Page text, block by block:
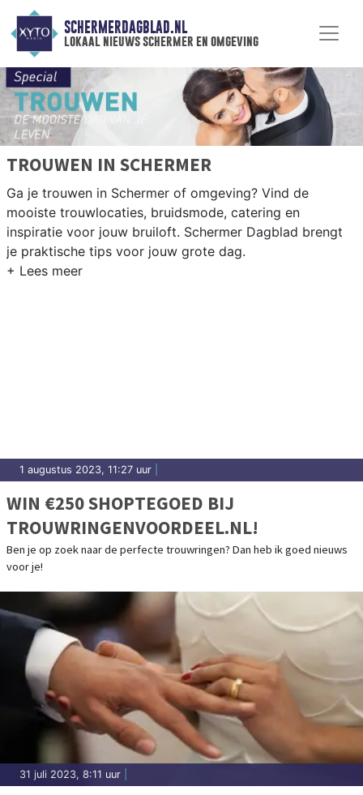
SCHERMERDAGBLAD.NL
lokaal nieuws schermer en omgeving
TROUWEN IN SCHERMER
Ga je trouwen in Schermer of omgeving? Vind de
mooiste trouwlocaties, bruidsmode, catering en
inspiratie voor jouw bruiloft. Schermer Dagblad brengt
je praktische tips voor jouw grote dag.
1 augustus 2023, 11:27 uur
WIN €250 SHOPTEGOED BIJ
TROUWRINGENVOORDEEL.NL!
Ben je op zoek naar de perfecte trouwringen? Dan heb ik goed nieuws
voor je!
31 juli 2023, 8:11 uur